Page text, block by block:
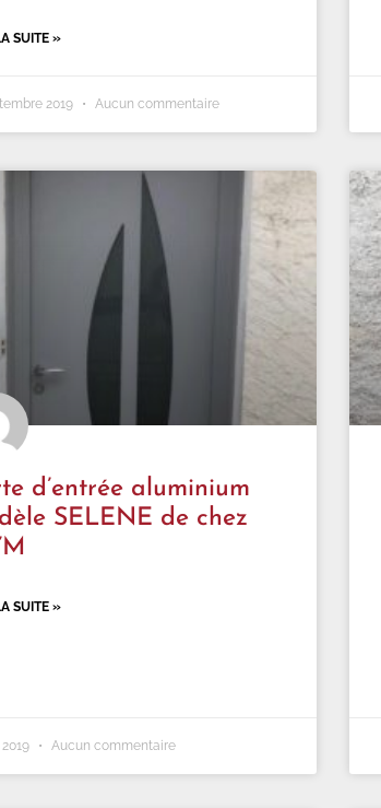
SUITE »
2019 Aucun commentaire
d’entrée aluminium
SELENE de chez
SUITE »
Aucun commentaire